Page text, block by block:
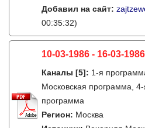
Добавил на сайт:
00:35:32)
10-03-1986 - 16-03-1986
Каналы [5]: 1-я
Московская программа,
программа
Регион: Москва